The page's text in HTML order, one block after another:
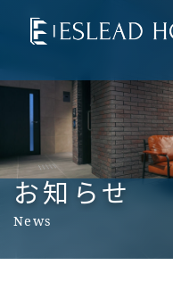
お知らせ
News